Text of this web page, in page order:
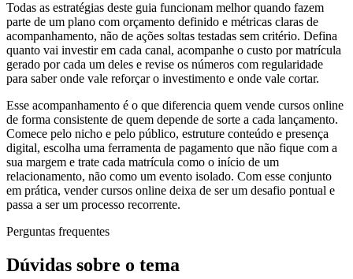
Todas as estratégias deste guia funcionam melhor quando fazem
parte de um plano com orçamento definido e métricas claras de
acompanhamento, não de ações soltas testadas sem critério. Defina
quanto vai investir em cada canal, acompanhe o custo por matrícula
gerado por cada um deles e revise os números com regularidade
para saber onde vale reforçar o investimento e onde vale cortar.
Esse acompanhamento é o que diferencia quem vende cursos online
de forma consistente de quem depende de sorte a cada lançamento.
Comece pelo nicho e pelo público, estruture conteúdo e presença
digital, escolha uma ferramenta de pagamento que não fique com a
sua margem e trate cada matrícula como o início de um
relacionamento, não como um evento isolado. Com esse conjunto
em prática, vender cursos online deixa de ser um desafio pontual e
passa a ser um processo recorrente.
Perguntas frequentes
Dúvidas sobre o tema